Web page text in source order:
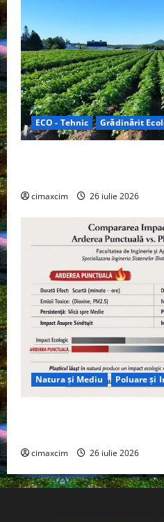
ECO - Tehnic Grădinărit
cimaxcim 26 iulie 2026
Natura și Mediu Poluare și
cimaxcim 26 iulie 2026